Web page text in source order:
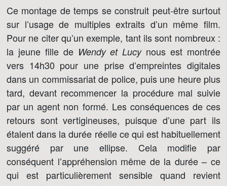
Ce montage de temps se construit peut-être surtout
sur l’usage de multiples extraits d’un même film.
Pour ne citer qu’un exemple, tant ils sont nombreux :
la jeune fille de Wendy et Lucynous est montrée
vers 14h30 pour une prise d’empreintes digitales
dans un commissariat de police, puis une heure plus
tard, devant recommencer la procédure mal suivie
par un agent non formé. Les conséquences de ces
retours sont vertigineuses, puisque d’une part ils
étalent dans la durée réelle ce qui est habituellement
suggéré par une ellipse. Cela modifie par
conséquent l’appréhension même de la durée – ce
qui est particulièrement sensible quand revient